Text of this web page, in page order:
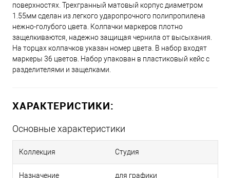
поверхностях. Трехгранный матовый корпус диаметром
1.55мм сделан из легкого ударопрочного полипропилена
нежно-голубого цвета. Колпачки маркеров плотно
защелкиваются, надежно защищая чернила от высыхания.
На торцах колпачков указан номер цвета. В набор входят
маркеры 36 цветов. Набор упакован в пластиковый кейс с
разделителями и защелками.
ХАРАКТЕРИСТИКИ:
Основные характеристики
Коллекция Студия
Назначение для графики